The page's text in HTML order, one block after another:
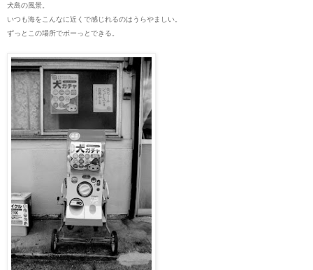
犬島の風景。
いつも海をこんなに近くで感じれるのはうらやましい。
ずっとこの場所でボーっとできる。